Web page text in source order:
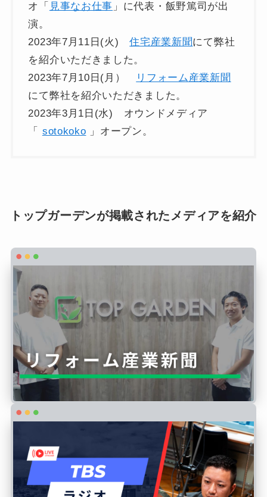
オ「 見事なお仕事 」に代表・飯野篤司が出
演。
2023年7月11日(火)住宅産業新聞にて弊社
を紹介いただきました。
2023年7月10日(月）
リフォーム産業新聞
にて弊社を紹介いただきました。
2023年3月1日(水) オウンドメディア
「 sotokoko 」オープン。
トップガーデンが掲載されたメディアを紹介